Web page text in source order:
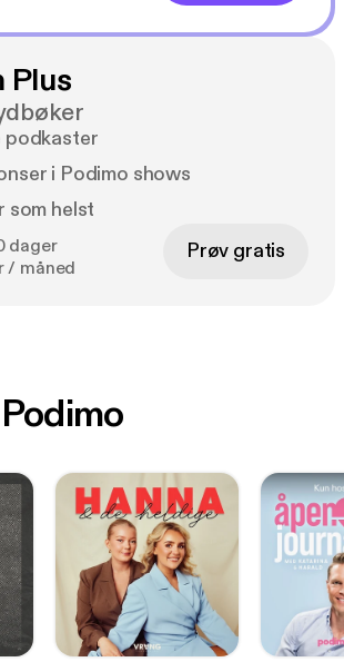
Plus
podkaster
i Podimo shows
som helst
dager
/ måned
Prøv gratis